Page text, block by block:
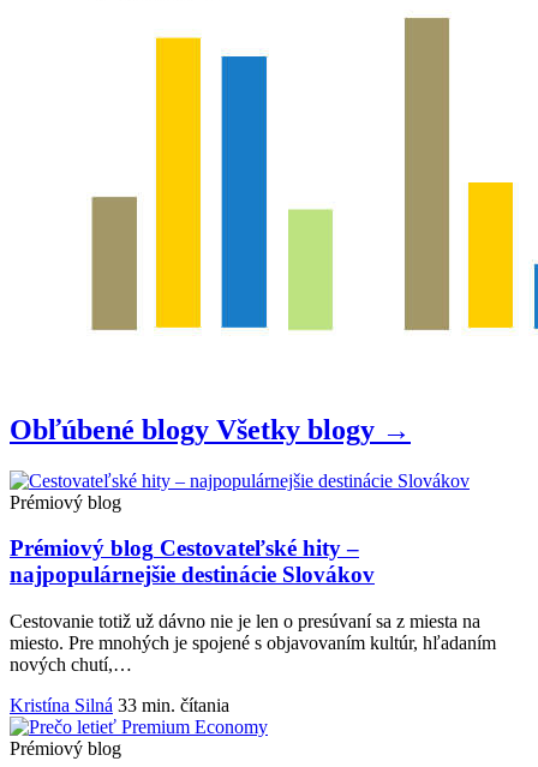
Obľúbené blogy Všetky blogy →
Prémiový blog
Prémiový blog Cestovateľské hity –
najpopulárnejšie destinácie Slovákov
Cestovanie totiž už dávno nie je len o presúvaní sa z miesta na
miesto. Pre mnohých je spojené s objavovaním kultúr, hľadaním
nových chutí,…
Kristína Silná 33 min. čítania
Prémiový blog